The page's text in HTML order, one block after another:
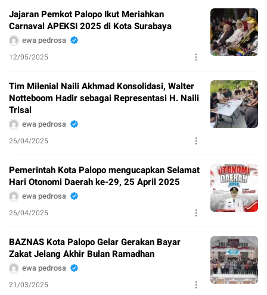
Jajaran Pemkot Palopo Ikut Meriahkan
Carnaval APEKSI 2025 di Kota Surabaya
ewa pedrosa
12/05/2025
Tim Milenial Naili Akhmad Konsolidasi, Walter
Notteboom Hadir sebagai Representasi H. Naili
Trisal
ewa pedrosa
26/04/2025
Pemerintah Kota Palopo mengucapkan Selamat
Hari Otonomi Daerah ke-29, 25 April 2025
ewa pedrosa
26/04/2025
BAZNAS Kota Palopo Gelar Gerakan Bayar
Zakat Jelang Akhir Bulan Ramadhan
ewa pedrosa
21/03/2025